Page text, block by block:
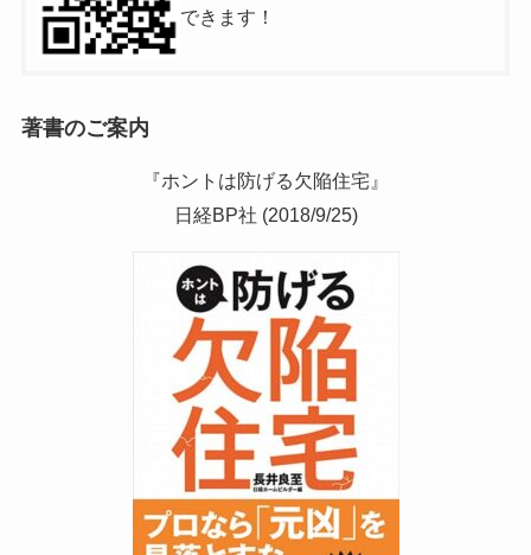
できます！
著書のご案内
『ホントは防げる欠陥住宅』
日経BP社 (2018/9/25)